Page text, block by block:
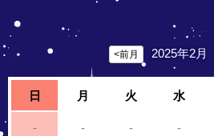
<前月 2025年2月
日 月 火 水
- - - -